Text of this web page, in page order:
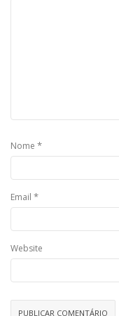
Nome *
Email *
Website